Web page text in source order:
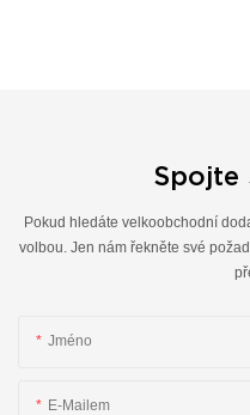
Spojte
Pokud hledáte velkoobchodní
volbou. Jen nám řekněte své
Jméno
E-Mailem